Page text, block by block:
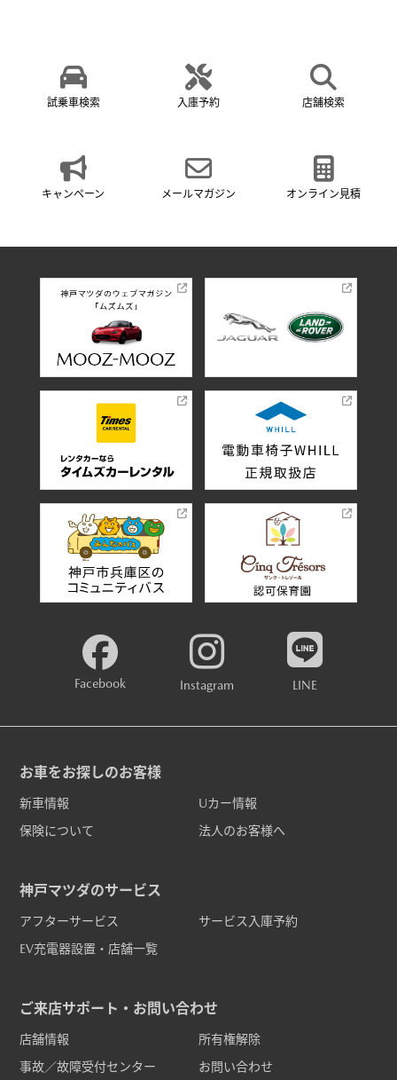
試乗車検索 入庫予約 店舗検索
キャンペーン メールマガジン オンライン見積
Facebook Instagram LINE
お車をお探しのお客様
新車情報
Uカー情報
保険について
法人のお客様へ
神戸マツダのサービス
アフターサービス
サービス入庫予約
EV充電器設置・店舗一覧
ご来店サポート・お問い合わせ
店舗情報
所有権解除
事故／故障受付センター
お問い合わせ